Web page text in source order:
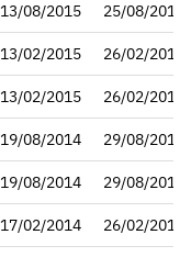
13/08/2015 25/08/2015
13/02/2015 26/02/2015
13/02/2015 26/02/2015
19/08/2014 29/08/2014
19/08/2014 29/08/2014
17/02/2014 26/02/2014